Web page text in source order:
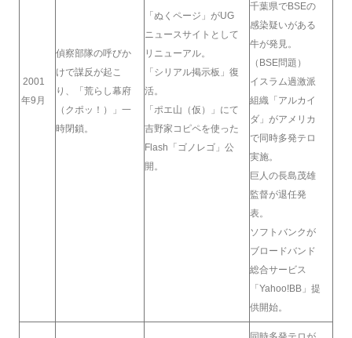
2001
年9月
偵察部隊の呼びか
けで謀反が起こ
り、「荒らし幕府
（クポッ！）」一
時閉鎖。
「ぬくページ」がUG
ニュースサイトとして
リニューアル。
「シリアル掲示板」復
活。
「ポエ山（仮）」にて
吉野家コピペを使った
Flash「ゴノレゴ」公
開。
千葉県でBSEの
感染疑いがある
牛が発見。
（BSE問題）
イスラム過激派
組織「アルカイ
ダ」がアメリカ
で同時多発テロ
実施。
巨人の長島茂雄
監督が退任発
表。
ソフトバンクが
ブロードバンド
総合サービス
「Yahoo!BB」提
供開始。